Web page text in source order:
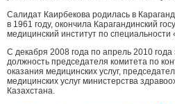
Салидат Каирбекова родилась в
в 1961 году, окончила Карагандинский
медицинский институт по
С декабря 2008 года по апрель 2010
должность председателя комитета по
оказания медицинских услуг,
медицинских услуг министерства
Казахстана.